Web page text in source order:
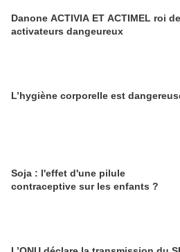
Danone ACTIVIA ET ACTIMEL roi
activateurs dangeureux
L’hygiène corporelle est
Soja : l'effet d'une pilule
contraceptive sur les enfants ?